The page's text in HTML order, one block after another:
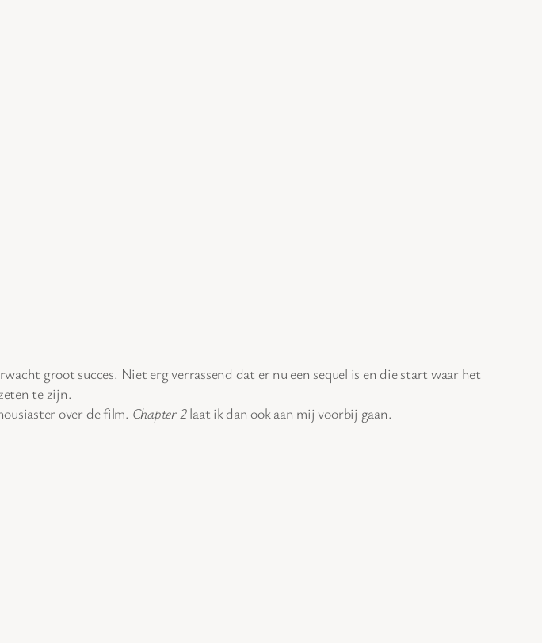
groot succes. Niet erg verrassend dat er nu een sequel is en die start waar het
te zijn.
over de film. Chapter 2laat ik dan ook aan mij voorbij gaan.